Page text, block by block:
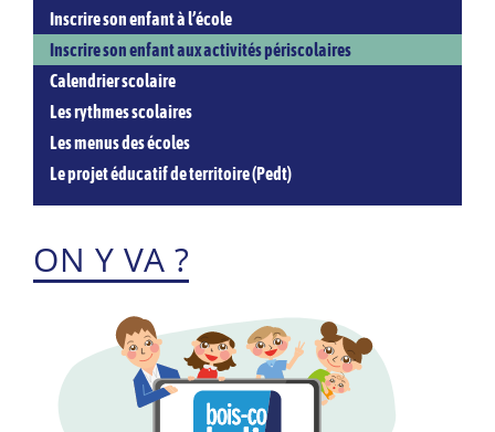
Inscrire son enfant à l’école
Inscrire son enfant aux activités périscolaires
Calendrier scolaire
Les rythmes scolaires
Les menus des écoles
Le projet éducatif de territoire (Pedt)
ON Y VA ?